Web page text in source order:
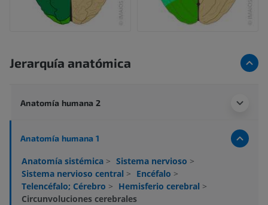
Jerarquía anatómica
Anatomía humana 2
Anatomía humana 1
Anatomía sistémica > Sistema nervioso >
Sistema nervioso central > Encéfalo >
Telencéfalo; Cérebro > Hemisferio cerebral >
Circunvoluciones cerebrales